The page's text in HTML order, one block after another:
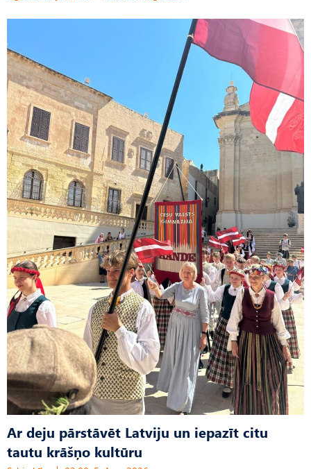
Ar deju pārstāvēt Latviju un iepazīt citu
tautu krāšņo kultūru